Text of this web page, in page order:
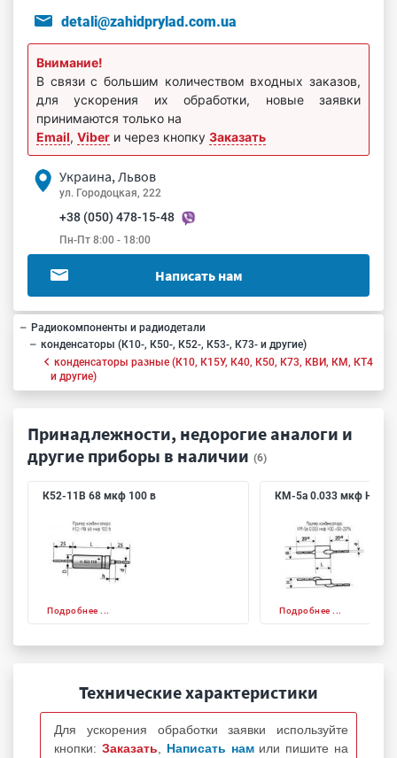
detali@zahidprylad.com.ua
Внимание!
В связи с большим количеством входных заказов,
для ускорения их обработки, новые заявки
принимаются только на
Email, Viber и через кнопку Заказать
Украина, Львов
ул. Городоцкая, 222
+38 (050) 478-15-48
Пн-Пт 8:00 - 18:00
Написать нам
Радиокомпоненты и радиодетали
конденсаторы (К10-, К50-, К52-, К53-, К73- и другие)
конденсаторы разные (К10, К15У, К40, К50, К73, КВИ, КМ, КТ4
и другие)
Принадлежности, недорогие аналоги и
другие приборы в наличии (6)
К52-11В 68 мкф 100 в
Подробнее ...
КМ-5а 0.033 мкф Н30
Подробнее ...
Технические характеристики
Для ускорения обработки заявки используйте
кнопки: Заказать Написать нам или пишите на